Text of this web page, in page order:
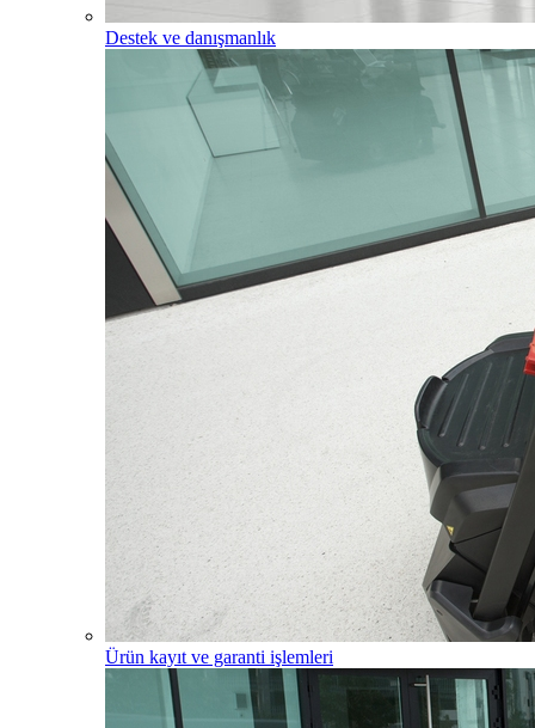
Destek ve danışmanlık
Ürün kayıt ve garanti işlemleri